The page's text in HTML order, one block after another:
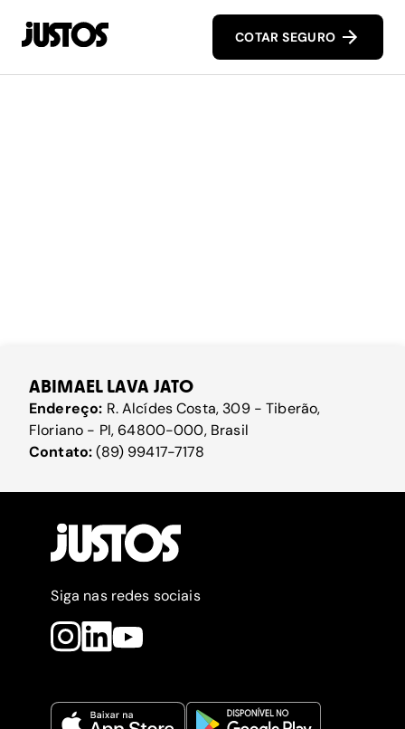
COTAR SEGURO
ABIMAEL LAVA JATO
Endereço: R. Alcídes Costa, 309 - Tiberão,
Floriano - PI, 64800-000, Brasil
Contato:(89) 99417-7178
Siga nas redes sociais